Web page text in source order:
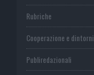
Rubriche
Cooperazione e dintorni
Publiredazionali